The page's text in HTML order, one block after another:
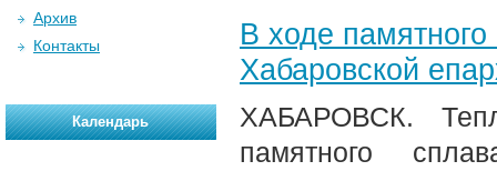
В ходе
Хабаровской
ХАБАРОВСК.
памятного
Архив
Контакты
Календарь